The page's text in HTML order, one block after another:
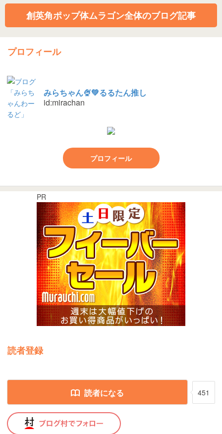
創英角ポップ体ムラゴン全体のブログ記事
プロフィール
みらちゃん🍨💚るるたん推し
id:mirachan
プロフィール
PR
読者登録
読者になる 451